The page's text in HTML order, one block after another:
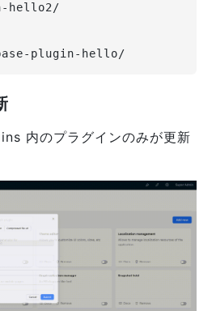
hello2/
plugin-hello/
内のプラグインのみが更新